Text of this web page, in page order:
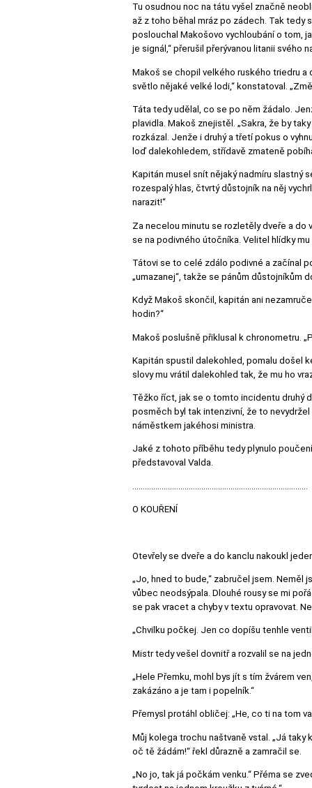
Tu osudnou noc na tátu vyšel značně
až z toho běhal mráz po zádech. Tak tedy
poslouchal Makošovo vychloubání o tom,
je signál,“ přerušil přerývanou litanii svého
Makoš se chopil velkého ruského triedru
světlo nějaké velké lodi,“ konstatoval.
Táta tedy udělal, co se po něm žádalo.
plavidla. Makoš znejistěl. „Sakra, že by
rozkázal. Jenže i druhý a třetí pokus o
loď dalekohledem, střídavě zmateně
Kapitán musel snít nějaký nadmíru slastný
rozespalý hlas, čtvrtý důstojník na něj
narazit!“
Za necelou minutu se rozletěly dveře a do
se na podivného útočníka. Velitel hlídky
Tátovi se to celé zdálo podivné a začínal
„umazanej“, takže se pánům důstojníkům
Když Makoš skončil, kapitán ani
hodin?“
Makoš poslušně přiklusal k chronometru.
Kapitán spustil dalekohled, pomalu došel
slovy mu vrátil dalekohled tak, že mu ho
Těžko říct, jak se o tomto incidentu druhý
posměch byl tak intenzivní, že to
náměstkem jakéhosi ministra.
Jaké z tohoto příběhu tedy plynulo
představoval Valda.
O KOUŘENÍ
Otevřely se dveře a do kanclu nakoukl
„Jo, hned to bude,“ zabručel jsem. Neměl
vůbec neodsýpala. Dlouhé rousy se mi
se pak vracet a chyby v textu opravovat.
„Chvilku počkej. Jen co dopíšu tenhle
Mistr tedy vešel dovnitř a rozvalil se na
„Hele Přemku, mohl bys jít s tím žvárem
zakázáno a je tam i popelník.“
Přemysl protáhl obličej: „He, co ti na tom
Můj kolega trochu naštvaně vstal. „Já
oč tě žádám!“ řekl důrazně a zamračil se.
„No jo, tak já počkám venku.“ Přéma se